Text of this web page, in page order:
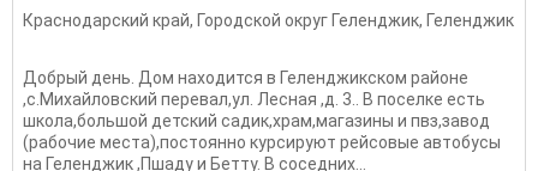
Краснодарский край, Городской округ Геленджик, Геленджик
Добрый день. Дом находится в Геленджикском районе
,с.Михайловский перевал,ул. Лесная ,д. 3.. В поселке есть
школа,большой детский садик,храм,магазины и пвз,завод
(рабочие места),постоянно курсируют рейсовые автобусы
на Геленджик ,Пшаду и Бетту. В соседних...